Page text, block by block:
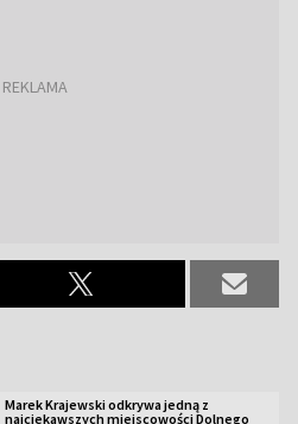
Marek Krajewski odkrywa jedną z
najciekawszych miejscowości Dolnego